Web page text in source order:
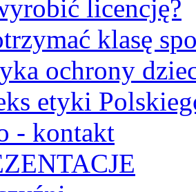
licencję?
klasę
ochrony
etyki
- kontakt